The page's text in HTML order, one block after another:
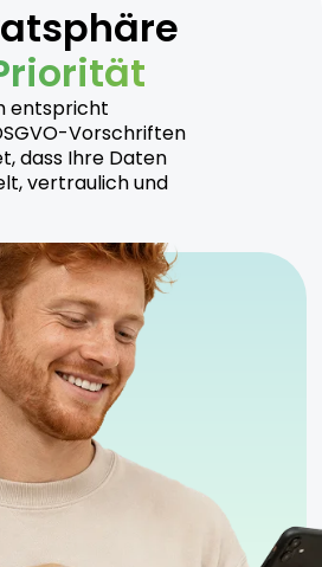
entspricht
Vorschriften
dass Ihre Daten
vertraulich und